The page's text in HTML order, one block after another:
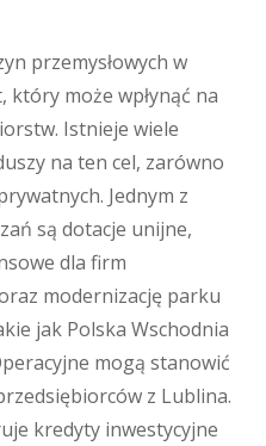
przemysłowych w
może wpłynąć na
Istnieje wiele
na ten cel, zarówno
Jednym z
są dotacje unijne,
dla firm
modernizację parku
jak Polska Wschodnia
mogą stanowić
z Lublina.
kredyty inwestycyjne